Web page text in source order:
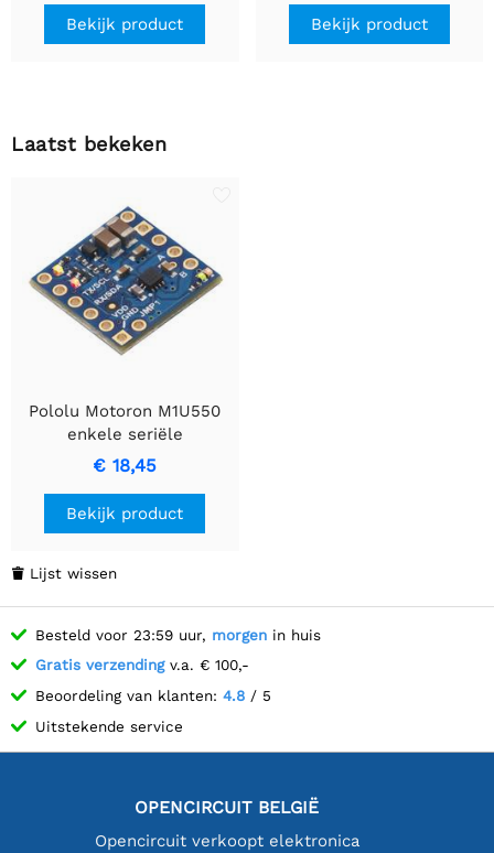
Bekijk product Bekijk product
Laatst bekeken
Pololu Motoron M1U550
enkele seriële
motorcontroller
€ 18,45
Bekijk product
 Lijst wissen
Besteld voor 23:59 uur, morgen in huis
Gratis verzendingv.a. € 100,-
Beoordeling van klanten: 4.8 / 5
Uitstekende service
OPENCIRCUIT BELGIË
Opencircuit verkoopt elektronica